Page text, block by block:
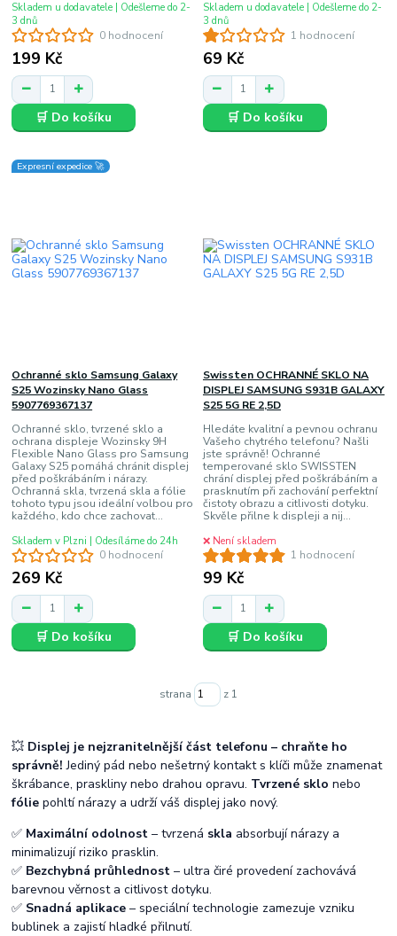
0 hodnocení
199 Kč
Skladem u dodavatele | Odešleme do 2-
3 dnů
🛒 Do košíku
1 hodnocení
69 Kč
Skladem u dodavatele | Odešleme do 2-
3 dnů
🛒 Do košíku
Expresní expedice 🚀
0 hodnocení
Ochranné sklo Samsung Galaxy
S25 Wozinsky Nano Glass
5907769367137
Ochranné sklo, tvrzené sklo a
ochrana displeje Wozinsky 9H
Flexible Nano Glass pro Samsung
Galaxy S25 pomáhá chránit displej
před poškrábáním i nárazy.
Ochranná skla, tvrzená skla a fólie
tohoto typu jsou ideální volbou pro
každého, kdo chce zachovat...
269 Kč
Skladem v Plzni | Odesíláme do 24h
🛒 Do košíku
1 hodnocení
Swissten OCHRANNÉ SKLO NA
DISPLEJ SAMSUNG S931B GALAXY
S25 5G RE 2,5D
Hledáte kvalitní a pevnou ochranu
Vašeho chytrého telefonu? Našli
jste správně! Ochranné
temperované sklo SWISSTEN
chrání displej před poškrábáním a
prasknutím při zachování perfektní
čistoty obrazu a citlivosti dotyku.
Skvěle přilne k displeji a nij...
99 Kč
❌ Není skladem
🛒 Do košíku
strana z 1
💥 Displej je nejzranitelnější část telefonu – chraňte ho
správně! Jediný pád nebo nešetrný kontakt s klíči může znamenat
škrábance, praskliny nebo drahou opravu. Tvrzené sklo nebo
fólie pohltí nárazy a udrží váš displej jako nový.
✅ Maximální odolnost – tvrzená skla absorbují nárazy a
minimalizují riziko prasklin.
✅ Bezchybná průhlednost – ultra čiré provedení zachovává
barevnou věrnost a citlivost dotyku.
✅ Snadná aplikace – speciální technologie zamezuje vzniku
bublinek a zajistí hladké přilnutí.